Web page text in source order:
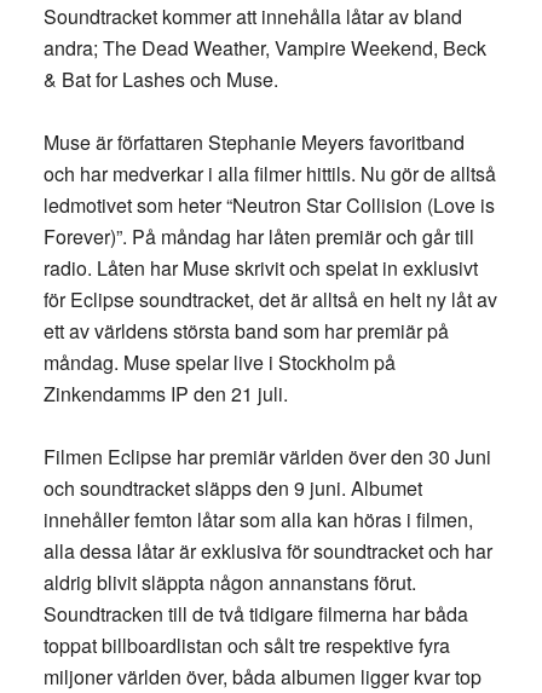
Soundtracket kommer att innehålla låtar av bland
andra; The Dead Weather, Vampire Weekend, Beck
& Bat for Lashes och Muse.
Muse är författaren Stephanie Meyers favoritband
och har medverkar i alla filmer hittils. Nu gör de alltså
ledmotivet som heter “Neutron Star Collision (Love is
Forever)”. På måndag har låten premiär och går till
radio. Låten har Muse skrivit och spelat in exklusivt
för Eclipse soundtracket, det är alltså en helt ny låt av
ett av världens största band som har premiär på
måndag. Muse spelar live i Stockholm på
Zinkendamms IP den 21 juli.
Filmen Eclipse har premiär världen över den 30 Juni
och soundtracket släpps den 9 juni. Albumet
innehåller femton låtar som alla kan höras i filmen,
alla dessa låtar är exklusiva för soundtracket och har
aldrig blivit släppta någon annanstans förut.
Soundtracken till de två tidigare filmerna har båda
toppat billboardlistan och sålt tre respektive fyra
miljoner världen över, båda albumen ligger kvar top